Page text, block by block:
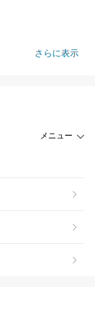
さらに表示
メニュー